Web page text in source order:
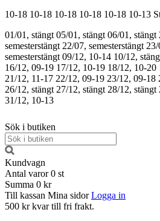
10-18 10-18 10-18 10-18 10-18 10-13
01/01, stängt 05/01, stängt 06/01, stängt
semesterstängt 22/07, semesterstängt 23/
semesterstängt 09/12, 10-14 10/12,
16/12, 09-19 17/12, 10-19 18/12, 10-20
21/12, 11-17 22/12, 09-19 23/12, 09-18
26/12, stängt 27/12, stängt 28/12, stängt
31/12, 10-13
Sök i butiken
Kundvagn
Antal varor 0 st
Summa 0 kr
Till kassan Mina sidor Logga in
500 kr kvar till fri frakt.